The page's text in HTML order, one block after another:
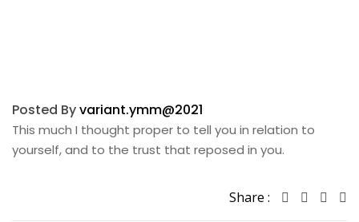
Posted Byvariant.ymm@2021
This much I thought proper to tell you in relation to
yourself, and to the trust that reposed in you.
Share :